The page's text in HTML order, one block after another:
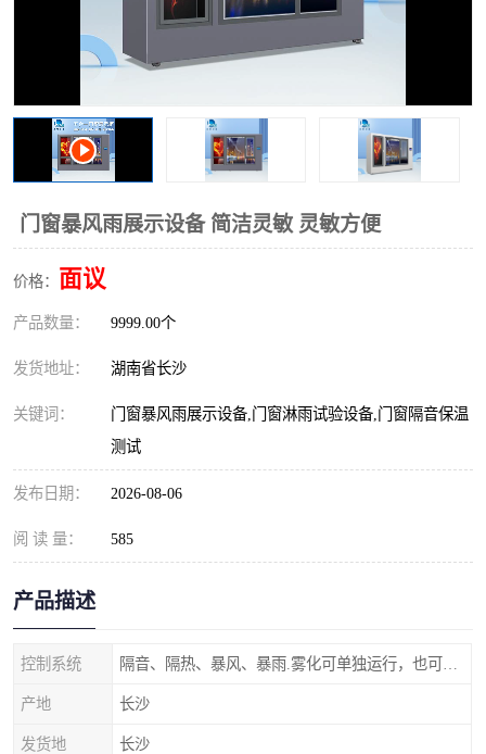
门窗暴风雨展示设备 简洁灵敏 灵敏方便
价格： 面议
产品数量： 9999.00个
发货地址： 湖南省长沙
关键词：
门窗暴风雨展示设备,门窗淋雨试验设备,门窗隔音保温
测试
发布日期： 2026-08-06
阅 读 量： 585
产品描述
控制系统
产地 长沙
发货地 长沙